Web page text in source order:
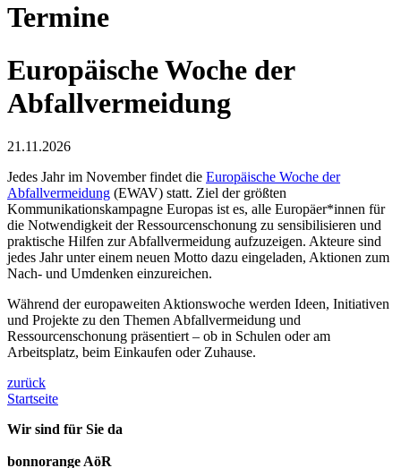
Termine
Europäische Woche der
Abfallvermeidung
21.11.2026
Jedes Jahr im November findet die Europäische Woche der
Abfallvermeidung (EWAV) statt. Ziel der größten
Kommunikationskampagne Europas ist es, alle Europäer*innen für
die Notwendigkeit der Ressourcenschonung zu sensibilisieren und
praktische Hilfen zur Abfallvermeidung aufzuzeigen. Akteure sind
jedes Jahr unter einem neuen Motto dazu eingeladen, Aktionen zum
Nach- und Umdenken einzureichen.
Während der europaweiten Aktionswoche werden Ideen, Initiativen
und Projekte zu den Themen Abfallvermeidung und
Ressourcenschonung präsentiert – ob in Schulen oder am
Arbeitsplatz, beim Einkaufen oder Zuhause.
zurück
Startseite
Wir sind für Sie da
bonnorange AöR